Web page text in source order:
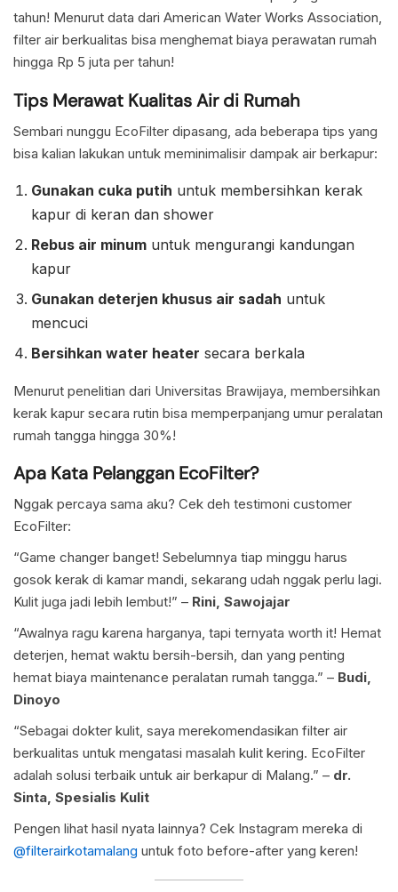
tahun! Menurut data dari American Water Works Association,
filter air berkualitas bisa menghemat biaya perawatan rumah
hingga Rp 5 juta per tahun!
Tips Merawat Kualitas Air di Rumah
Sembari nunggu EcoFilter dipasang, ada beberapa tips yang
bisa kalian lakukan untuk meminimalisir dampak air berkapur:
Gunakan cuka putih untuk membersihkan kerak
kapur di keran dan shower
Rebus air minum untuk mengurangi kandungan
kapur
Gunakan deterjen khusus air sadah untuk
mencuci
Bersihkan water heater secara berkala
Menurut penelitian dari Universitas Brawijaya, membersihkan
kerak kapur secara rutin bisa memperpanjang umur peralatan
rumah tangga hingga 30%!
Apa Kata Pelanggan EcoFilter?
Nggak percaya sama aku? Cek deh testimoni customer
EcoFilter:
“Game changer banget! Sebelumnya tiap minggu harus
gosok kerak di kamar mandi, sekarang udah nggak perlu lagi.
Kulit juga jadi lebih lembut!” – Rini, Sawojajar
“Awalnya ragu karena harganya, tapi ternyata worth it! Hemat
deterjen, hemat waktu bersih-bersih, dan yang penting
hemat biaya maintenance peralatan rumah tangga.” – Budi,
Dinoyo
“Sebagai dokter kulit, saya merekomendasikan filter air
berkualitas untuk mengatasi masalah kulit kering. EcoFilter
adalah solusi terbaik untuk air berkapur di Malang.” – dr.
Sinta, Spesialis Kulit
Pengen lihat hasil nyata lainnya? Cek Instagram mereka di
@filterairkotamalang untuk foto before-after yang keren!